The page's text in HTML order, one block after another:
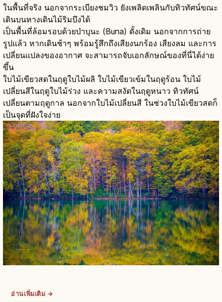
ในพื้นที่จริง นอกจากระเบียงชมวิว ยังเพลิดเพลินกับทิวทัศน์ขณะ
เดินบนทางเดินไม้ริมบึงได้
เป็นพื้นที่ล้อมรอบด้วยป่าบุนะ (Buna) ดั้งเดิม นอกจากการถ่าย
รูปแล้ว หากเดินช้าๆ พร้อมรู้สึกถึงเสียงนกร้อง เสียงลม และการ
เปลี่ยนแปลงของอากาศ จะสามารถจับเอกลักษณ์ของที่นี่ได้ง่าย
ขึ้น
ใบไม้เขียวสดในฤดูใบไม้ผลิ ใบไม้เขียวเข้มในฤดูร้อน ใบไม้
เปลี่ยนสีในฤดูใบไม้ร่วง และความสงัดในฤดูหนาว ทิวทัศน์
เปลี่ยนตามฤดูกาล นอกจากใบไม้เปลี่ยนสี ในช่วงใบไม้เขียวสดก็
เป็นจุดที่ฝังใจง่าย
อ่านเพิ่มเติม →